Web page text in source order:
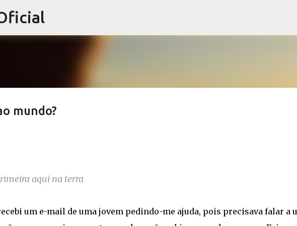
mundo?
aqui na terra
um e-mail de uma jovem pedindo-me ajuda, pois precisava falar a